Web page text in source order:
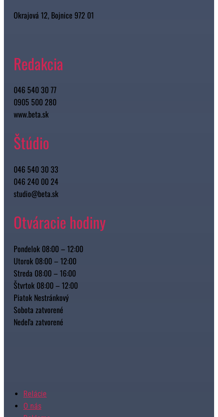
Okrajová 12, Bojnice 972 01
Redakcia
046 540 30 77
0905 500 280
www.beta.sk
Štúdio
046 540 30 33
046 240 00 24
studio@beta.sk
Otváracie hodiny
Pondelok 08:00 – 12:00
Utorok 08:00 – 12:00
Streda 08:00 – 16:00
Štvrtok 08:00 – 12:00
Piatok Nestránkový
Sobota zatvorené
Nedeľa zatvorené
Relácie
O nás